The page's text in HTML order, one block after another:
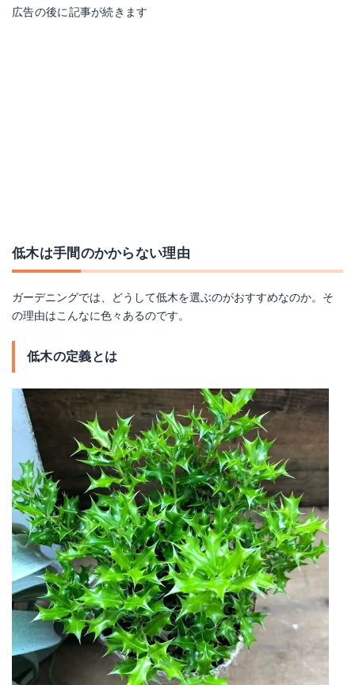
広告の後に記事が続きます
低木は手間のかからない理由
ガーデニングでは、どうして低木を選ぶのがおすすめなのか。そ
の理由はこんなに色々あるのです。
低木の定義とは